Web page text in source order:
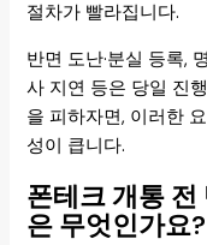
절차가 빨라집니다.
반면 도난·분실 등록,
사 지연 등은 당일 진
을 피하자면, 이러한
성이 큽니다.
폰테크 개통
은 무엇인가요?